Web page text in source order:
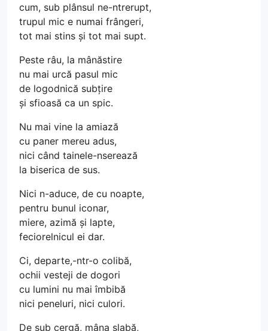
cum, sub plânsul ne-ntrerupt,
trupul mic e numai frângeri,
tot mai stins și tot mai supt.
Peste râu, la mânăstire
nu mai urcă pasul mic
de logodnică subțire
și sfioasă ca un spic.
Nu mai vine la amiază
cu paner mereu adus,
nici când tainele-nserează
la biserica de sus.
Nici n-aduce, de cu noapte,
pentru bunul iconar,
miere, azimă și lapte,
feciorelnicul ei dar.
Ci, departe,-ntr-o colibă,
ochii vesteji de dogori
cu lumini nu mai îmbibă
nici peneluri, nici culori.
De sub cergă, mâna slabă,